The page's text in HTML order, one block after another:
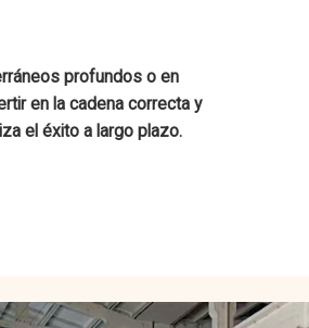
profundos o en
en la cadena correcta y
el éxito a largo plazo.